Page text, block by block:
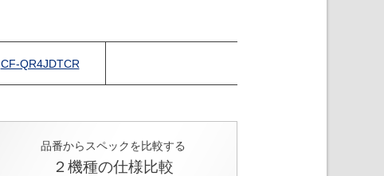
CF-QR4JDTCR
品番からスペックを比較する
２機種の仕様比較